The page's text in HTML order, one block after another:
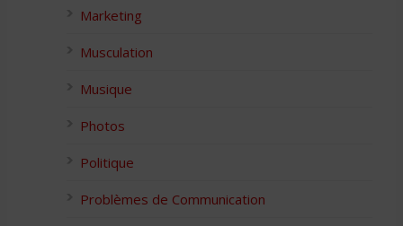
Marketing
Musculation
Musique
Photos
Politique
Problèmes de Communication